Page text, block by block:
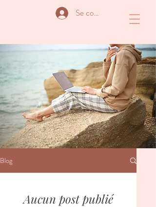
Se connecter
Blog
Aucun post publié